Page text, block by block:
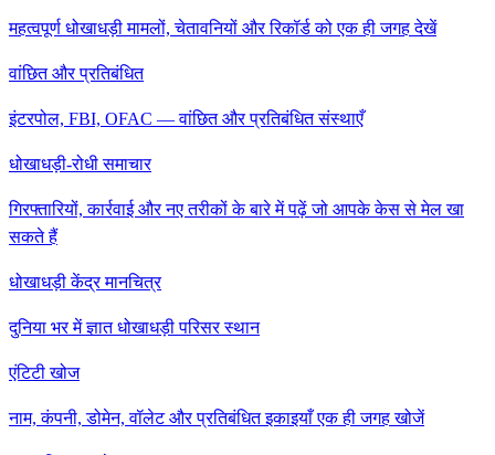
महत्वपूर्ण धोखाधड़ी मामलों, चेतावनियों और रिकॉर्ड को एक ही जगह देखें
वांछित और प्रतिबंधित
इंटरपोल, FBI, OFAC — वांछित और प्रतिबंधित संस्थाएँ
धोखाधड़ी-रोधी समाचार
गिरफ्तारियों, कार्रवाई और नए तरीकों के बारे में पढ़ें जो आपके केस से मेल खा
सकते हैं
धोखाधड़ी केंद्र मानचित्र
दुनिया भर में ज्ञात धोखाधड़ी परिसर स्थान
एंटिटी खोज
नाम, कंपनी, डोमेन, वॉलेट और प्रतिबंधित इकाइयाँ एक ही जगह खोजें